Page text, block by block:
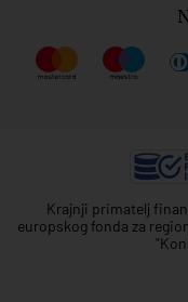
Krajnji primatelj
europskog fonda za